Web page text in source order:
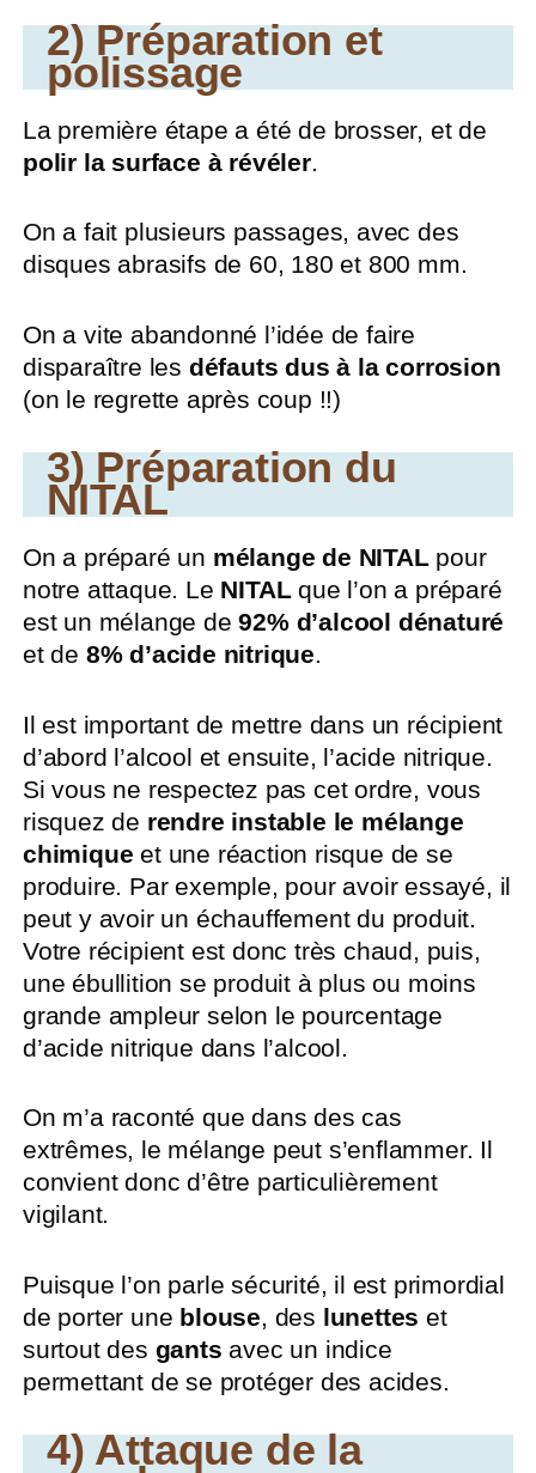
2) Préparation et
polissage
La première étape a été de brosser, et de
polir la surface à révéler.
On a fait plusieurs passages, avec des
disques abrasifs de 60, 180 et 800 mm.
On a vite abandonné l’idée de faire
disparaître les défauts dus à la corrosion
(on le regrette après coup !!)
3) Préparation du
NITAL
On a préparé un mélange de NITALpour
notre attaque. Le NITALque l’on a préparé
est un mélange de92% d’alcool dénaturé
et de 8% d’acide nitrique.
Il est important de mettre dans un récipient
d’abord l’alcool et ensuite, l’acide nitrique.
Si vous ne respectez pas cet ordre, vous
risquez de rendre instable le mélange
chimique et une réaction risque de se
produire. Par exemple, pour avoir essayé, il
peut y avoir un échauffement du produit.
Votre récipient est donc très chaud, puis,
une ébullition se produit à plus ou moins
grande ampleur selon le pourcentage
d’acide nitrique dans l’alcool.
On m’a raconté que dans des cas
extrêmes, le mélange peut s’enflammer. Il
convient donc d’être particulièrement
vigilant.
Puisque l’on parle sécurité, il est primordial
de porter une blouse, des lunettes et
surtout des gants avec un indice
permettant de se protéger des acides.
4) Attaque de la